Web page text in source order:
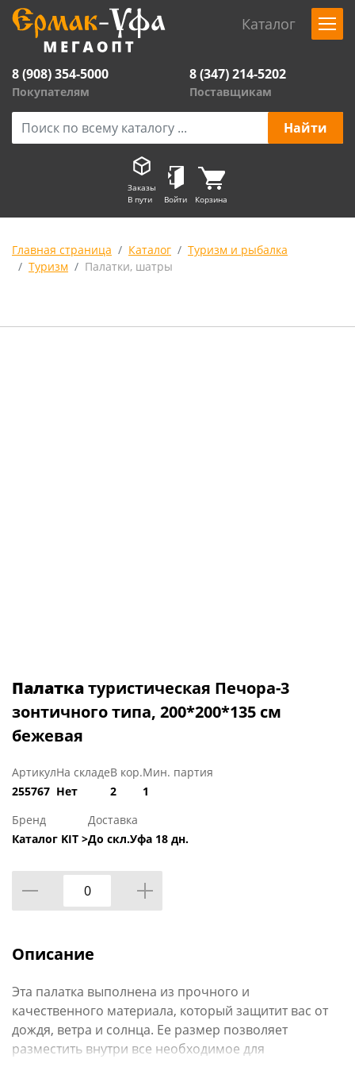
Каталог
8 (908) 354-5000
Покупателям
8 (347) 214-5202
Поставщикам
Заказы
В пути
Войти Корзина
Главная страница Каталог
Туризм и рыбалка
Туризм
Палатки, шатры
Палаткатуристическая Печора-3
зонтичного типа, 200*200*135 см
бежевая
Артикул
255767
На складе
Нет
В кор.
2
Мин. партия
1
Бренд
Каталог KIT >
Доставка
До скл.Уфа 18 дн.
Описание
Эта палатка выполнена из прочного и
качественного материала, который защитит вас от
дождя, ветра и солнца. Ее размер позволяет
разместить внутри все необходимое для